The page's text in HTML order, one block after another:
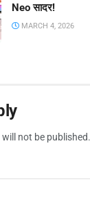
Neo सादर!
MARCH 4, 2026
not be published.